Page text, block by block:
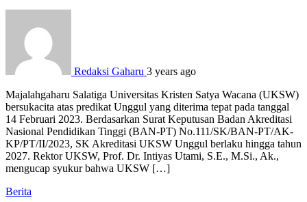
Redaksi Gaharu 3 years ago
Majalahgaharu Salatiga Universitas Kristen Satya Wacana (UKSW)
bersukacita atas predikat Unggul yang diterima tepat pada tanggal
14 Februari 2023. Berdasarkan Surat Keputusan Badan Akreditasi
Nasional Pendidikan Tinggi (BAN-PT) No.111/SK/BAN-PT/AK-
KP/PT/II/2023, SK Akreditasi UKSW Unggul berlaku hingga tahun
2027. Rektor UKSW, Prof. Dr. Intiyas Utami, S.E., M.Si., Ak.,
mengucap syukur bahwa UKSW […]
Berita